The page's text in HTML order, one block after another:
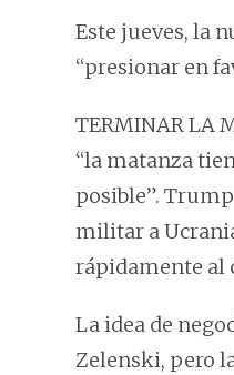
Este jueves, la
“presionar en
TERMINAR LA
“la matanza
posible”.
militar a
rápidamente al
La idea de
Zelenski, pero